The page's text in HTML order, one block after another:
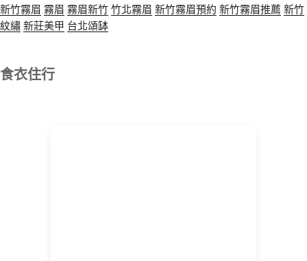
新竹霧眉 霧眉 霧眉新竹竹北霧眉 新竹霧眉預約 新竹霧眉推薦 新竹
紋繡新莊美甲 台北頌缽
食衣住行